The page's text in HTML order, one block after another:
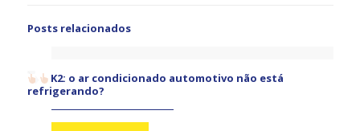
Posts relacionados
K2: o ar condicionado automotivo não está
refrigerando?